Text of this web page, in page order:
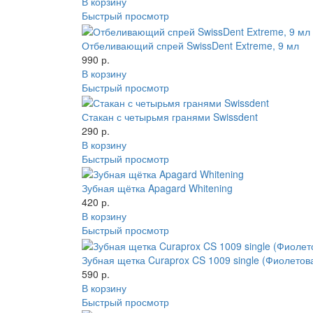
Быстрый просмотр
Отбеливающий спрей SwissDent Extreme, 9 мл
990 р.
В корзину
Быстрый просмотр
Стакан с четырьмя гранями Swissdent
290 р.
В корзину
Быстрый просмотр
Зубная щётка Apagard Whitening
420 р.
В корзину
Быстрый просмотр
Зубная щетка Curaprox CS 1009 single
590 р.
В корзину
Быстрый просмотр